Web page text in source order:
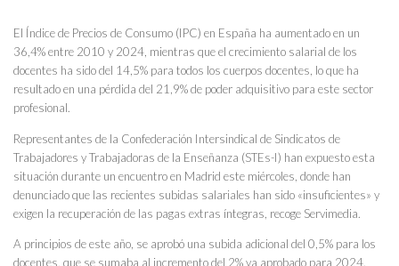
El Índice de Precios de Consumo (IPC) en España ha aumentado en un
36,4% entre 2010 y 2024, mientras queel crecimiento salarial de los
docentes ha sido del 14,5% para todos los cuerpos docentes, lo que ha
resultado en una pérdida del 21,9% de poder adquisitivo para este sector
profesional.
Representantes de la Confederación Intersindical de Sindicatos de
Trabajadores y Trabajadoras de la Enseñanza (STEs-I) han expuesto esta
situación durante un encuentro en Madrid este miércoles, donde han
denunciado que las recientes subidas salariales han sido «insuficientes» y
exigen la recuperación de las pagas extras íntegras , recoge Servimedia.
A principios de este año, se aprobó una subida adicional del 0,5% para los
docentes, que se sumaba al incremento del 2% ya aprobado para 2024.